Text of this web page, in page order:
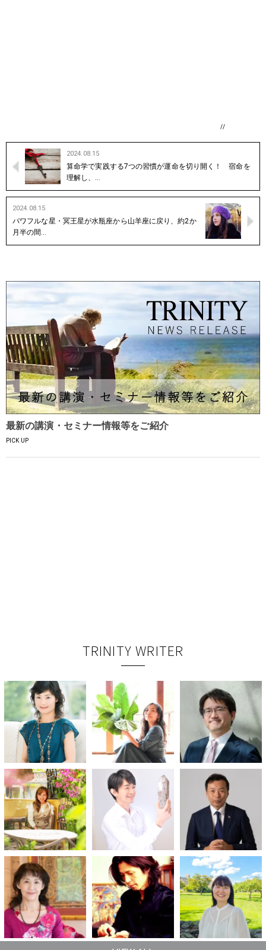
//
2024.08.15
算命学で実践する7つの習慣が運命を切り開く！ 宿命を
理解し、…
2024.08.15
パワフルな星・冥王星が水瓶座から山羊座に戻り、約2か
月半の間…
最新の講演・セミナー情報等をご紹介
PICK UP
TRINITY WRITER